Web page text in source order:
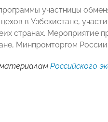
участницы
в Узбекистане,
странах. Мероприятие
Минпромторгом
Российского